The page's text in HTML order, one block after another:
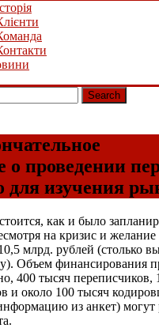
Search
о проведении
для изучения
как и было
на кризис и
млрд. рублей (столько
Объем финансирования
400 тысяч
и около 100 тысяч
из анкет) могут